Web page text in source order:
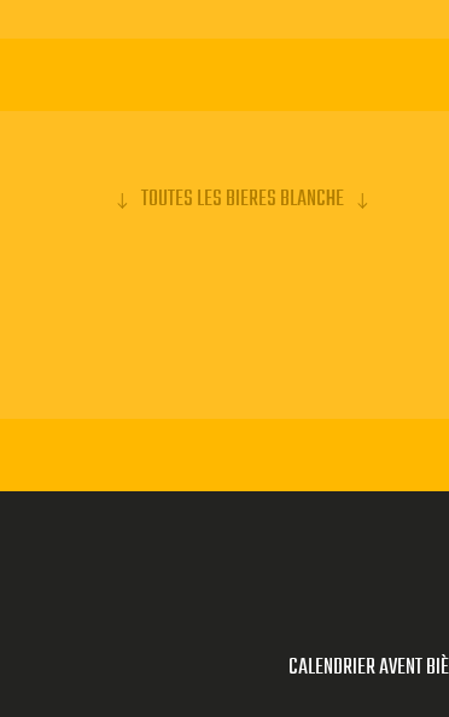
TOUTES LES BIERES BLANCHE
CALENDRIER AVENT